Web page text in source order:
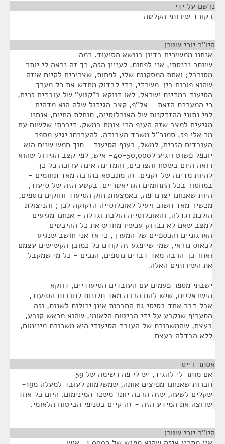
נרשם על ידי
רקורד שירותי הקלטה
היו"ר יורי שטרן
אנחנו ממשיכים בדיון בנושא הסיעוד. כמה
שיותר נכנסתי, אני לפחות, לעניין הזה, כך זה נראה לי יותר
מסורבל; ואחת המסקנות שלי, לפחות, שצריכים לקיים איזה
שהוא פורום בין-משרדי, כדי לבדוק מחדש את כל מערך
הסיעוד במדינת ישראל, לאו דווקא ב"קטע" של עובדים זרים,
כי המערכת הזאת – אל"ף, קצב הגידול שלה הוא מדהים -
לפי נתוני ההזדקנות של האוכלוסייה, תוחלת החיים, אנחנו
מגיעים למצב שזה הענף הכי צומח במשק. דיברתי שלשום עם
מר אלי פז, סמנכ"ל משרד העבודה. להערכתו יגיע מספר
העובדים הזרים, למשל, בענף הסיעוד - תוך חמש שנים הוא
יוכפל פשוט ויגיע ל40-50,000- איש, לפי קצב הגידול שהוא
רואה היום בשטח והצרכים, והמדינה אינה ערוכה כל כך
להיות מדינה של זקנים. זה מתבטא בהרבה מאד תחומים -
במחסור בכל התחומים הגריאטריים. בקטע הזה של סיעוד,
היות שאנחנו יצרנו פה, באמצעות חוק הסיעוד וחוקים נוספים,
מכשיר מאד חשוב ויעיל לאוכלוסייה הזקוקה לכך; והניצולת
הולכת וגדלה, והאוכלוסייה הולכת וגדלה - אנחנו מגיעים
למצב שאם לא נבדוק עכשיו מחדש את כל ההיבטים
הארגוניים והכספיים של המערך, כי אז אני חושב שנגיע
לכאוס נוראי, שמי שייפגע זה קודם כל כמובן הקשישים עצמם
ואחר כך הרבה מאד דברים נוספים, הנכים - כל מי שמקבל
את השירותים האלה.
ישבתי מספר פעמים עם העובדים הסיעודיים, דווקא
הישראליים, שיש להם הרבה מאד תלונות לחברות הסיעוד,
אבל דבר אחד בסיסי גם החברות אינן יכולות לשנות, וזה
התעריף שנקבע על ידי הביטוח הלאומי, שהוא מראש קובע,
בעצם, שהמשכורת של העובד הסיעודי היא משכורת מינימום,
ללא הבדלה בעצם-
אסתר רייס
אם מותר לי להגיד, יש לי פה רשימה של 59
חברות שאנחנו מפיצים אותה, שמשלמות לעובד למעלה מ19-
שקלים לשעה, שזה הרבה יותר משכר המינימום. היום כל אחד
שרוצה את המידע הזה - זה קיים בסניפי הביטוח הלאומי.
היו"ר יורי שטרן